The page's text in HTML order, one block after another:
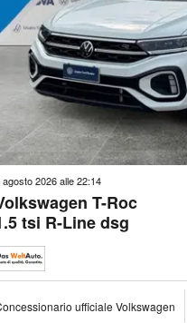
agosto 2026 alle 22:14
T-Roc
tsi R-Line dsg
ufficiale Volkswagen